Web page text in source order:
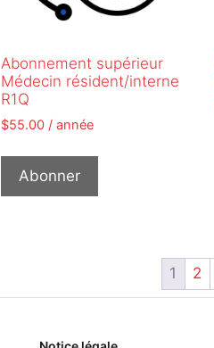
Abonnement supérieur
Médecin résident/interne
R1Q
$55.00 / année
Abonner
1 2